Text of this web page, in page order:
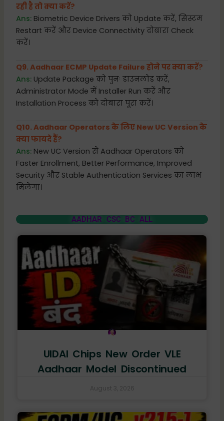
रही है तो क्या करें?
Ans: Biometric Device Drivers को Update करें, सिस्टम
Restart करें और Device Connectivity दोबारा Check
करें।
Q9. Aadhaar ECMP Update Failure होने पर क्या करें?
Ans: Update Package को पुनः डाउनलोड करें,
Administrator Mode में Installer Run करें और
Installation Process को दोबारा पूरा करें।
Q10. Aadhaar Operators के लिए New UC Version के
क्या फायदे हैं?
Ans: New UC Version से Aadhaar Operators को
Faster Enrollment, Better Performance, Improved
Security और Stable Authentication Services का लाभ
मिलेगा।
AADHAR CSC BC ALL
UIDAI Chips New Order VLE
Aadhaar Model Discontinued
August 3, 2026